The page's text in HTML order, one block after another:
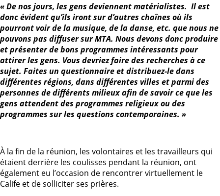
« De nos jours, les gens deviennent matérialistes. Il est
donc évident qu’ils iront sur d’autres chaînes où ils
pourront voir de la musique, de la danse, etc. que nous ne
pouvons pas diffuser sur MTA. Nous devons donc produire
et présenter de bons programmes intéressants pour
attirer les gens. Vous devriez faire des recherches à ce
sujet. Faites un questionnaire et distribuez-le dans
différentes régions, dans différentes villes et parmi des
personnes de différents milieux afin de savoir ce que les
gens attendent des programmes religieux ou des
programmes sur les questions contemporaines. »
À la fin de la réunion, les volontaires et les travailleurs qui
étaient derrière les coulisses pendant la réunion, ont
également eu l’occasion de rencontrer virtuellement le
Calife et de solliciter ses prières.